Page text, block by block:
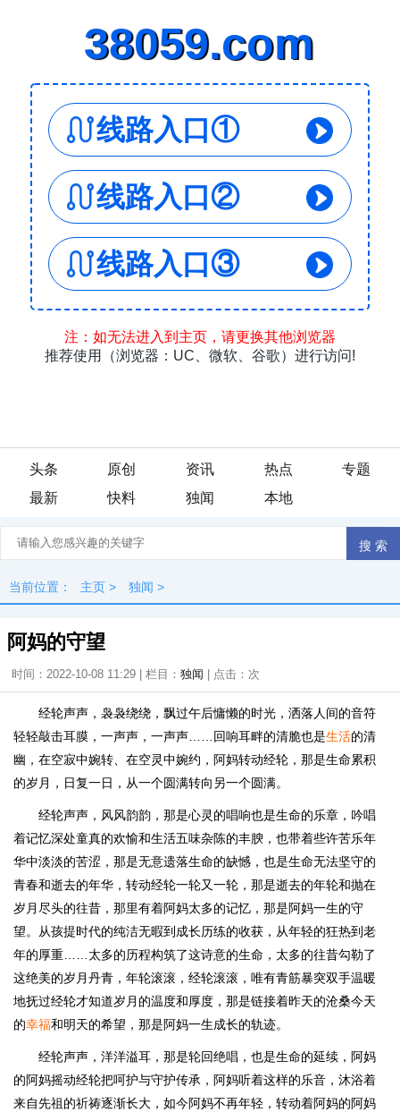
头条 原创 资讯 热点
专题
最新
快料 独闻 本地
当前位置： 主页 > 独闻 >
阿妈的守望
时间：2022-10-08 11:29 | 栏目： 独闻 | 点击： 次
经轮声声，袅袅绕绕，飘过午后慵懒的时光，洒落人间的音符
轻轻敲击耳膜，一声声，一声声……回响耳畔的清脆也是生活的清
幽，在空寂中婉转、在空灵中婉约，阿妈转动经轮，那是生命累积
的岁月，日复一日，从一个圆满转向另一个圆满。
经轮声声，风风韵韵，那是心灵的唱响也是生命的乐章，吟唱
着记忆深处童真的欢愉和生活五味杂陈的丰腴，也带着些许苦乐年
华中淡淡的苦涩，那是无意遗落生命的缺憾，也是生命无法坚守的
青春和逝去的年华，转动经轮一轮又一轮，那是逝去的年轮和抛在
岁月尽头的往昔，那里有着阿妈太多的记忆，那是阿妈一生的守
望。从孩提时代的纯洁无暇到成长历练的收获，从年轻的狂热到老
年的厚重……太多的历程构筑了这诗意的生命，太多的往昔勾勒了
这绝美的岁月丹青，年轮滚滚，经轮滚滚，唯有青筋暴突双手温暖
地抚过经轮才知道岁月的温度和厚度，那是链接着昨天的沧桑今天
的幸福和明天的希望，那是阿妈一生成长的轨迹。
经轮声声，洋洋溢耳，那是轮回绝唱，也是生命的延续，阿妈
的阿妈摇动经轮把呵护与守护传承，阿妈听着这样的乐音，沐浴着
来自先祖的祈祷逐渐长大，如今阿妈不再年轻，转动着阿妈的阿妈